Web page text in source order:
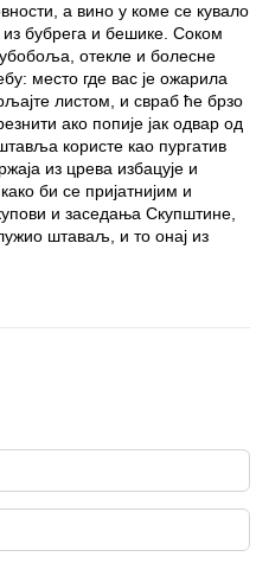
а вино у коме се кувало
бубрега и бешике. Соком
отекле и болесне
место где вас је ожарила
листом, и свраб ће брзо
ако попије јак одвар од
користе као пургатив
из црева избацује и
би се пријатнијим и
и заседања Скупштине,
штаваљ, и то онај из